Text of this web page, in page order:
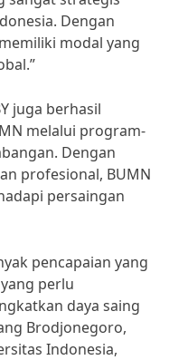
Dengan
modal yang
juga berhasil
melalui program-
Dengan
profesional, BUMN
persaingan
pencapaian yang
perlu
daya saing
Brodjonegoro,
Indonesia,